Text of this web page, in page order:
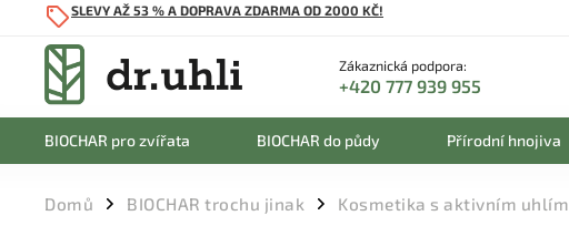
SLEVY AŽ 53 % A DOPRAVA ZDARMA OD 2000 KČ!
Zákaznická podpora:
+420 777 939 955
BIOCHAR pro zvířata BIOCHAR do půdy Přírodní hnojiva
Domů / BIOCHAR trochu jinak / Kosmetika s aktivním uhlím